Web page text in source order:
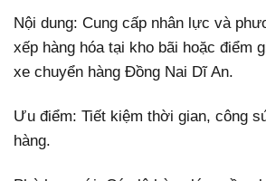
Nội dung: Cung cấp nhân lực và
xếp hàng hóa tại kho bãi hoặc điểm
xe chuyển hàng Đồng Nai Dĩ An.
Ưu điểm: Tiết kiệm thời gian, công
hàng.